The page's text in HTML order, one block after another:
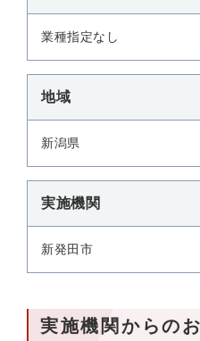
業種指定なし
地域
新潟県
実施機関
新発田市
実施機関からの